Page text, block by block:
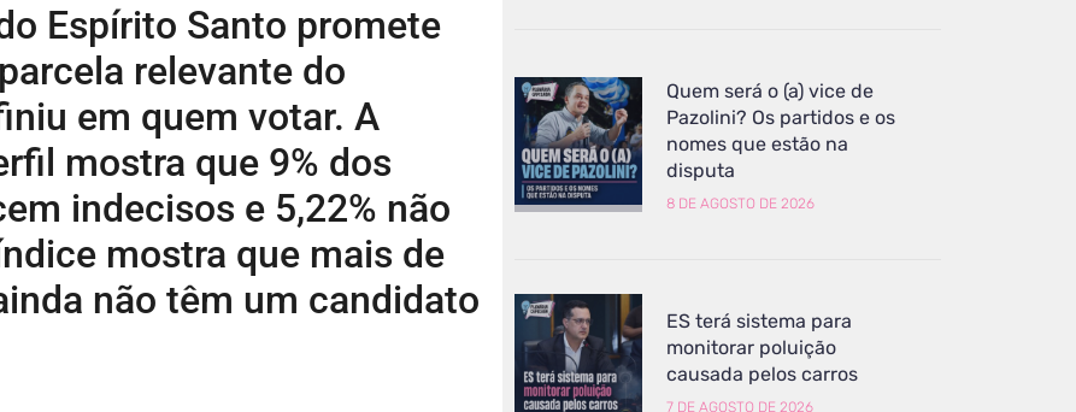
Espírito Santo promete
relevante do
em quem votar. A
mostra que 9% dos
indecisos e 5,22% não
mostra que mais de
não têm um candidato
Quem será o (a) vice de
Pazolini? Os partidos e os
nomes que estão na
disputa
8 DE AGOSTO DE 2026
ES terá sistema para
monitorar poluição
causada pelos carros
7 DE AGOSTO DE 2026